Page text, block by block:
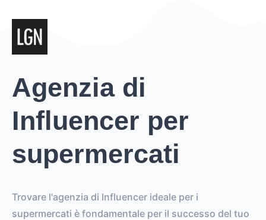
Agenzia di
Influencer per
supermercati
Trovare l'agenzia di Influencer ideale per i
supermercati è fondamentale per il successo del tuo